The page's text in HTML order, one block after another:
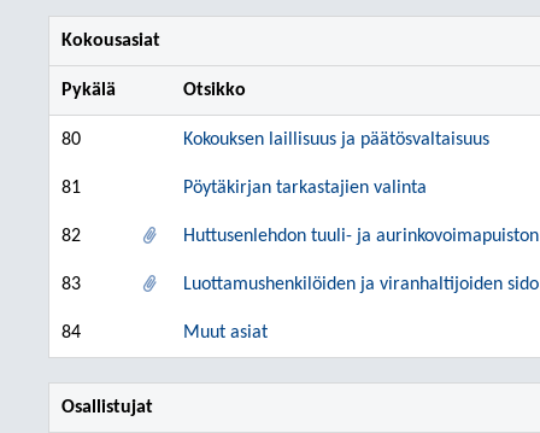
Kokousasiat
Pykälä Otsikko
80 Kokouksen laillisuus ja päätösvaltaisuus
81 Pöytäkirjan tarkastajien valinta
82 Huttusenlehdon tuuli- ja
83 Luottamushenkilöiden ja viranhaltijoiden
84 Muut asiat
Osallistujat